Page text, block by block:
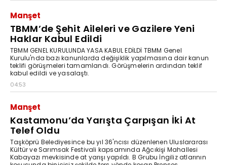
Manşet
TBMM’de Şehit Aileleri ve Gazilere Yeni
Haklar Kabul Edildi
TBMM GENEL KURULUNDA YASA KABUL EDİLDİ TBMM Genel
Kurulu'nda bazı kanunlarda değişiklik yapılmasına dair kanun
teklifi görüşmeleri tamamlandı. Görüşmelerin ardından teklif
kabul edildi ve yasalaştı.
04:53
Manşet
Kastamonu’da Yarışta Çarpışan İki At
Telef Oldu
Taşköprü Belediyesince bu yıl 36'ncısı düzenlenen Uluslararası
Kültür ve Sarımsak Festivali kapsamında Ağcıkişi Mahallesi
Kabayazı mevkisinde at yarışı yapıldı. B Grubu İngiliz atlarının